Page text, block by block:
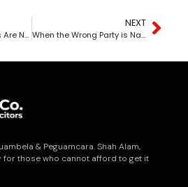
Liquidated Damages Are Not Automatic — But No Proof of Loss is Needed
NEXT
When the Wrong Party is Named — Who is Actually Responsible?
& Peguamcara. Shah Alam,
for those who cannot afford to get it